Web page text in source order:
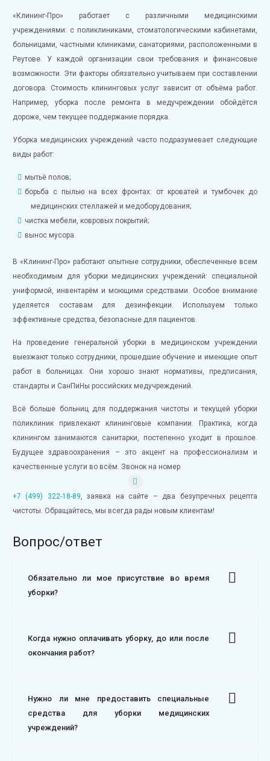
«Клининг-Про» работает с различными медицинскими
учреждениями: с поликлиниками, стоматологическими кабинетами,
больницами, частными клиниками, санаториями, расположенными в
Реутове. У каждой организации свои требования и финансовые
возможности. Эти факторы обязательно учитываем при составлении
договора. Стоимость клининговых услуг зависит от объёма работ.
Например, уборка после ремонта в медучреждении обойдётся
дороже, чем текущее поддержание порядка.
Уборка медицинских учреждений часто подразумевает следующие
виды работ:
мытьё полов;
борьба с пылью на всех фронтах: от кроватей и тумбочек до
медицинских стеллажей и медоборудования;
чистка мебели, ковровых покрытий;
вынос мусора.
В «Клининг-Про» работают опытные сотрудники, обеспеченные всем
необходимым для уборки медицинских учреждений: специальной
униформой, инвентарём и моющими средствами. Особое внимание
уделяется составам для дезинфекции. Используем только
эффективные средства, безопасные для пациентов.
На проведение генеральной уборки в медицинском учреждении
выезжают только сотрудники, прошедшие обучение и имеющие опыт
работ в больницах. Они хорошо знают нормативы, предписания,
стандарты и СанПиНы российских медучреждений.
Всё больше больниц для поддержания чистоты и текущей уборки
поликлиник привлекают клининговые компании. Практика, когда
клинингом занимаются санитарки, постепенно уходит в прошлое.
Будущее здравоохранения – это акцент на профессионализм и
качественные услуги во всём. Звонок на номер
+7 (499) 322-18-89, заявка на сайте – два безупречных рецепта
чистоты. Обращайтесь, мы всегда рады новым клиентам!
Вопрос/ответ
Обязательно ли мое присутствие во время
уборки?
Когда нужно оплачивать уборку, до или после
окончания работ?
Нужно ли мне предоставить специальные
средства для уборки медицинских
учреждений?